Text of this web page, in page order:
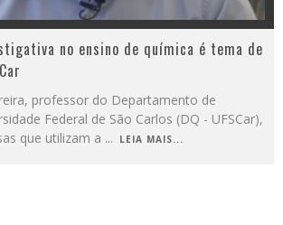
no ensino de química é tema de
professor do Departamento de
Federal de São Carlos (DQ - UFSCar),
que utilizam a ... LEIA MAIS...